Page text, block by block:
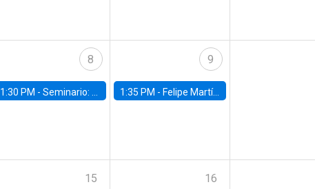
8
1:30 PM -Seminario: “Recuperando la humanidad para progresar en la era de la IA»
9
1:35 PM - Felipe Martínez, alumno Doctorado en Economía UC
15 16